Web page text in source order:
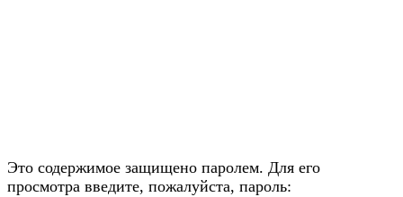
Это содержимое защищено паролем. Для его
просмотра введите, пожалуйста, пароль: